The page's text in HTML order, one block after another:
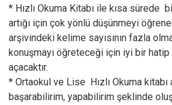
* Hızlı Okuma Kitabı ile kısa sürede
artığı için çok yönlü düşünmeyi
arşivindeki kelime sayısının fazla
konuşmayı öğreteceği için iyi bir hatip
açacaktır.
* Ortaokul ve Lise Hızlı Okuma kitabı
başarabilirim, yapabilirim şeklinde